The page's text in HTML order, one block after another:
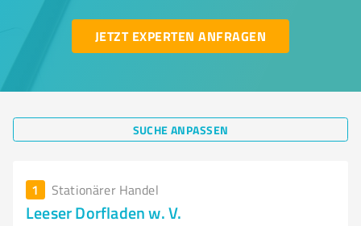
JETZT EXPERTEN ANFRAGEN
SUCHE ANPASSEN
1 Stationärer Handel
Leeser Dorfladen w. V.